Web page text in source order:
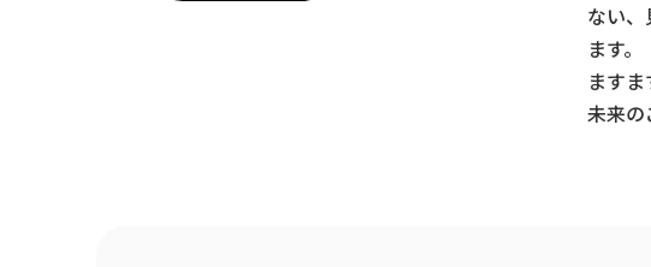
ない
ます。
ます
未来の